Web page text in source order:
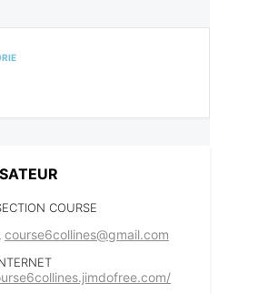
COURSE
course6collines@gmail.com